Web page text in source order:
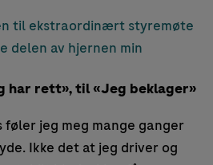
til ekstraordinært styremøte
delen av hjernen min
har rett», til «Jeg beklager»
føler jeg meg mange ganger
Ikke det at jeg driver og